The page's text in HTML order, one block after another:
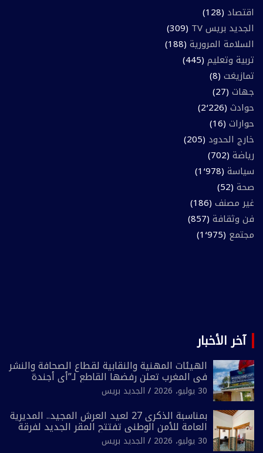
اقتصاد (128)
الجديد بريس TV
(309)
السلامة المرورية (188)
تربية وتعليم (445)
تمازيغت (8)
جهات (27)
حوادث (2٬226)
حوارات (16)
خارج الحدود (205)
رياضة (702)
سياسة (1٬978)
صحة (52)
غير مصنف (186)
فن وثقافة (857)
مجتمع (1٬975)
آخر الأخبار
الهيئات المهنية والنقابية لقطاع الصحافة والنشر
في المغرب تعلن رفضها القاطع لـ”أي أجندة
انتخابية مُعدة على مقاس سياسي ومصلحي
ضيق”
30 يوليو، 2026 الجديد بريس
بمناسبة الذكرى 27 لعيد العرش المجيد.. المديرية
العامة للأمن الوطني تفتتح المقر الجديد لفرقة
الشرطة السياحية بفاس
30 يوليو، 2026 الجديد بريس